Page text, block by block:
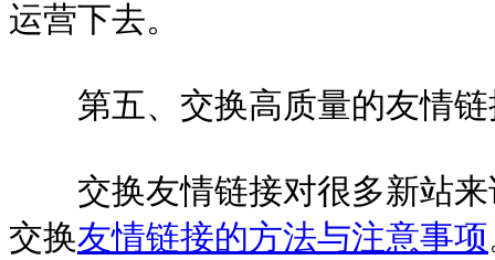
运营下去。
第五、交换高质量的友情链
交换友情链接对很多新站来
交换友情链接的方法与注意事项